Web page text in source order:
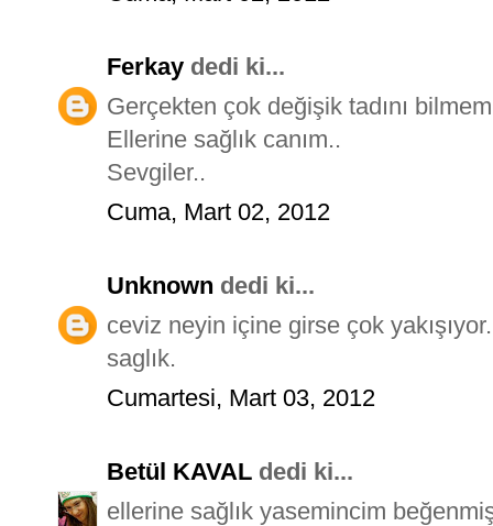
Ferkay dedi ki...
Gerçekten çok değişik tadını
Ellerine sağlık canım..
Sevgiler..
Cuma, Mart 02, 2012
Unknown dedi ki...
ceviz neyin içine girse çok
saglık.
Cumartesi, Mart 03, 2012
Betül KAVAL dedi ki...
ellerine sağlık yasemincim